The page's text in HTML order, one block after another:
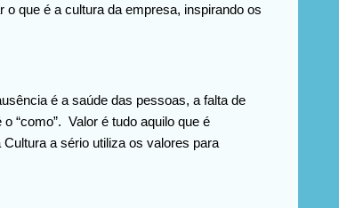
que é a cultura da empresa, inspirando os
é a saúde das pessoas, a falta de
“como”. Valor é tudo aquilo que é
a sério utiliza os valores para